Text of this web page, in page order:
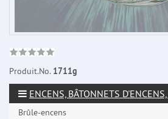
Produit.No. 1711g
ENCENS, BÂTONNETS
Brûle-encens